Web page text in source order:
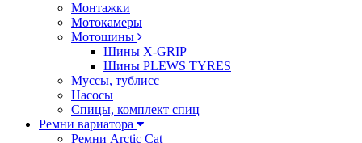
Монтажки
Мотокамеры
Мотошины
Шины X-GRIP
Шины PLEWS TYRES
Муссы, тублисс
Насосы
Спицы, комплект спиц
Ремни вариатора
Ремни Arctic Cat